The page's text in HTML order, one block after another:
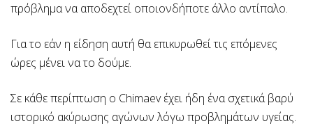
πρόβλημα να αποδεχτεί οποιονδήποτε άλλο αντίπαλο.
Για το εάν η είδηση αυτή θα επικυρωθεί τις επόμενες
ώρες μένει να το δούμε.
Σε κάθε περίπτωση ο Chimaev έχει ήδη ένα σχετικά βαρύ
ιστορικό ακύρωσης αγώνων λόγω προβλημάτων υγείας.